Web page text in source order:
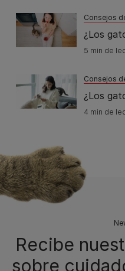
Consejos
¿Los
5 min de
Consejos
¿Los
4 min de
Recibe
sobre